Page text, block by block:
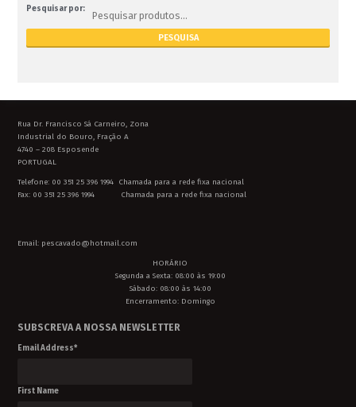
Pesquisar por:
Rua Dr. Francisco Sá Carneiro, Zona
Industrial do Bouro, Fração A
4740 – 208 Esposende
PORTUGAL
Telefone: 00 351 25 396 1994 Chamada para a rede fixa nacional
Fax: 00 351 25 396 1994 Chamada para a rede fixa nacional
Email: pescavado@hotmail.com
HORÁRIO
Segunda a Sexta: 08:00 às 19:00
Sábado: 08:00 às 14:00
Encerramento: Domingo
SUBSCREVA A NOSSA NEWSLETTER
Email Address*
First Name